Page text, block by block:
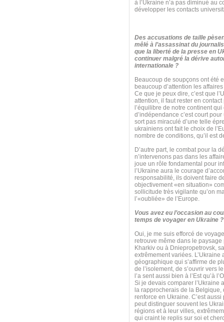
à l’Ukraine n’a pas diminué au
développer les contacts
Des accusations de taille
mêlé à l’assassinat du
que la liberté de la presse en
continuer malgré la dérive
internationale ?
Beaucoup de soupçons ont été
beaucoup d’attention les
Ce que je peux dire, c’est que
attention, il faut rester en
l’équilibre de notre continent
d’indépendance c’est court
sort pas miraculé d’une telle
ukrainiens ont fait le choix de
nombre de conditions, qu’il est
D’autre part, le combat pour la
n’intervenons pas dans les
joue un rôle fondamental pour
l’Ukraine aura le courage
responsabilité, ils doivent faire
objectivement «en situation»
sollicitude très vigilante qu’on
l’«oubliée» de l’Europe.
Vous avez eu l’occasion au
temps de voyager en Ukraine
Oui, je me suis efforcé de
retrouve même dans le paysage
Kharkiv ou à Dniepropetrovsk,
extrêmement variées.
géographique qui s’affirme de
de l’isolement, de s’ouvrir vers
l’a sent aussi bien à l’Est qu’à
Si je devais comparer l’Ukraine
la rapprocherais de la Belgique,
renforce en Ukraine. C’est
peut distinguer souvent les
régions et à leur villes,
qui craint le replis sur soi et